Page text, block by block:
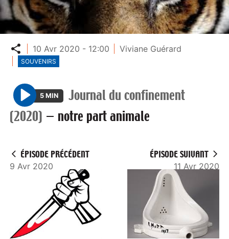
Partager
10 Avr 2020 - 12:00 Viviane Guérard
SOUVENIRS
P
l
5 MIN
Journal du confinement
(2020) — notre part animale
ÉPISODE PRÉCÉDENT
9 Avr 2020
ÉPISODE SUIVANT
11 Avr 2020